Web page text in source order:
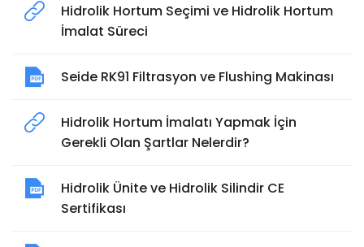
Hidrolik Hortum Seçimi ve Hidrolik Hortum
İmalat Süreci
Seide RK91 Filtrasyon ve Flushing Makinası
Hidrolik Hortum İmalatı Yapmak İçin
Gerekli Olan Şartlar Nelerdir?
Hidrolik Ünite ve Hidrolik Silindir CE
Sertifikası